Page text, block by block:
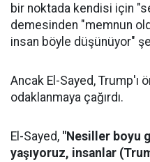
bir noktada kendisi için
demesinden "memnun
insan böyle düşünüyor"
Ancak El-Sayed, Trump'ı
odaklanmaya çağırdı.
El-Sayed, "Nesiller boyu
yaşıyoruz, insanlar